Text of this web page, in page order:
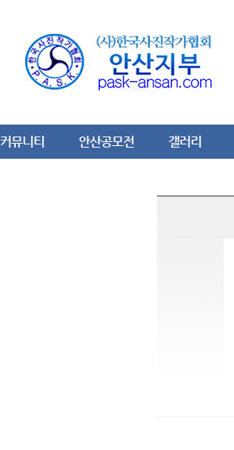
커뮤니티 안산공모전 갤러리